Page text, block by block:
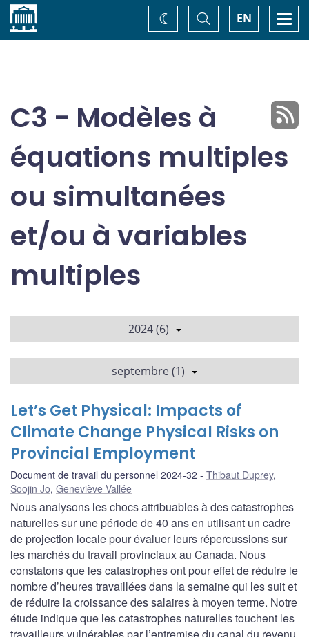
Accueil EN
Basculer
la
recherche
Changez
de
C3 - Modèles à
équations multiples
ou simultanées
et/ou à variables
multiples
2024 (6)
septembre (1)
Let’s Get Physical: Impacts of
Climate Change Physical Risks on
Provincial Employment
Document de travail du personnel 2024-32 Thibaut Duprey,
Soojin Jo, Geneviève Vallée
Nous analysons les chocs attribuables à des catastrophes
naturelles sur une période de 40 ans en utilisant un cadre
de projection locale pour évaluer leurs répercussions sur
les marchés du travail provinciaux au Canada. Nous
constatons que les catastrophes ont pour effet de réduire le
nombre d’heures travaillées dans la semaine qui les suit et
de réduire la croissance des salaires à moyen terme. Notre
étude indique que les catastrophes naturelles touchent les
travailleurs vulnérables par l’entremise du canal du revenu.